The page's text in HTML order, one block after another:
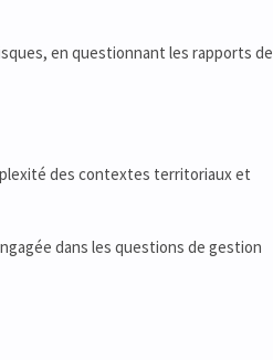
en questionnant les rapports de
des contextes territoriaux et
dans les questions de gestion